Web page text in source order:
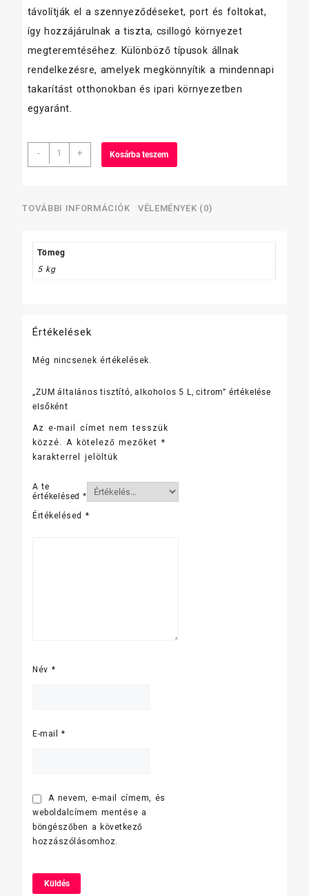
távolítják el a szennyeződéseket, port és foltokat,
így hozzájárulnak a tiszta, csillogó környezet
megteremtéséhez. Különböző típusok állnak
rendelkezésre, amelyek megkönnyítik a mindennapi
takarítást otthonokban és ipari környezetben
egyaránt.
-
ZUM
általános
5
mennyiség
+ Kosárba teszem
TOVÁBBI INFORMÁCIÓK VÉLEMÉNYEK (0)
Tömeg
5 kg
Értékelések
Még nincsenek értékelések.
„ZUM általános tisztító, alkoholos 5 L, citrom” értékelése
elsőként
Az e-mail címet nem tesszük
közzé.
A kötelező mezőket *
karakterrel jelöltük
A te
értékelésed*
Értékelésed *
Név *
E-mail*
A nevem, e-mail címem, és
weboldalcímem mentése a
böngészőben a következő
hozzászólásomhoz.